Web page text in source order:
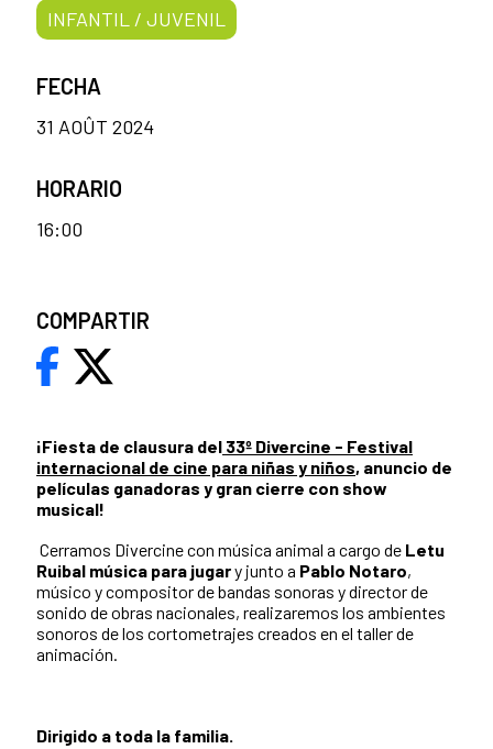
¡Fiesta de clausura del 33º Divercine - Festival
internacional de cine para niñas y niños, anuncio de
películas ganadoras y gran cierre con show
musical!
Cerramos Divercine con música animal a cargo de Letu
Ruibal música para jugary junto a Pablo Notaro,
músico y compositor de bandas sonoras y director de
sonido de obras nacionales, realizaremos los ambientes
sonoros de los cortometrajes creados en el taller de
animación.
Dirigido a toda la familia.
INFANTIL / JUVENIL
FECHA
31 AOÛT 2024
HORARIO
16:00
COMPARTIR